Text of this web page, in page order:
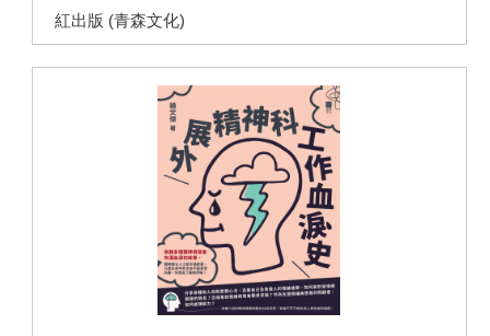
紅出版 (青森文化)